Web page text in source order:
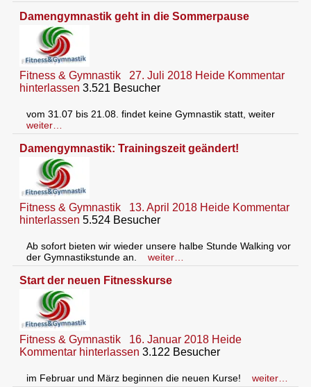
Damengymnastik geht in die Sommerpause
Fitness & Gymnastik 27. Juli 2018 Heide Kommentar
hinterlassen 3.521 Besucher
vom 31.07 bis 21.08. findet keine Gymnastik statt, weiter
weiter…
Damengymnastik: Trainingszeit geändert!
Fitness & Gymnastik 13. April 2018 Heide Kommentar
hinterlassen 5.524 Besucher
Ab sofort bieten wir wieder unsere halbe Stunde Walking vor
der Gymnastikstunde an.
weiter…
Start der neuen Fitnesskurse
Fitness & Gymnastik 16. Januar 2018 Heide
Kommentar hinterlassen 3.122 Besucher
im Februar und März beginnen die neuen Kurse! weiter…